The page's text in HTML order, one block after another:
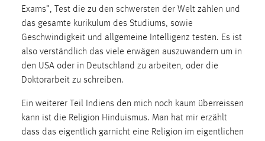
Exams”, Test die zu den schwersten der Welt zählen und
das gesamte kurikulum des Studiums, sowie
Geschwindigkeit und allgemeine Intelligenz testen. Es ist
also verständlich das viele erwägen auszuwandern um in
den USA oder in Deutschland zu arbeiten, oder die
Doktorarbeit zu schreiben.
Ein weiterer Teil Indiens den mich noch kaum überreissen
kann ist die Religion Hinduismus. Man hat mir erzählt
dass das eigentlich garnicht eine Religion im eigentlichen
EXTERNE MEDIEN
Um Inhalte von Videoplattformen und Social Media
Plattformen anzeigen zu können, werden von diesen
externen Medien Cookies gesetzt.
YouTube
Vimeo